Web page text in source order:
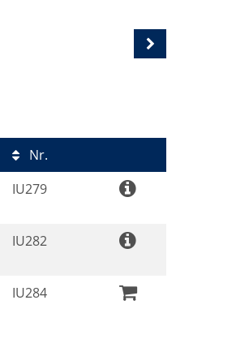
Nr.
IU279
IU282
IU284